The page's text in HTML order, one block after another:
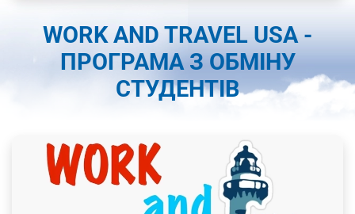
WORK AND TRAVEL USA -
ПРОГРАМА З ОБМІНУ
СТУДЕНТІВ